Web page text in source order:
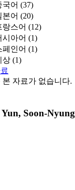
국어 (37)
본어 (20)
랑스어 (12)
시아어 (1)
페인어 (1)
상 (1)
본 자료가 없습니다.
Soon-Nyung